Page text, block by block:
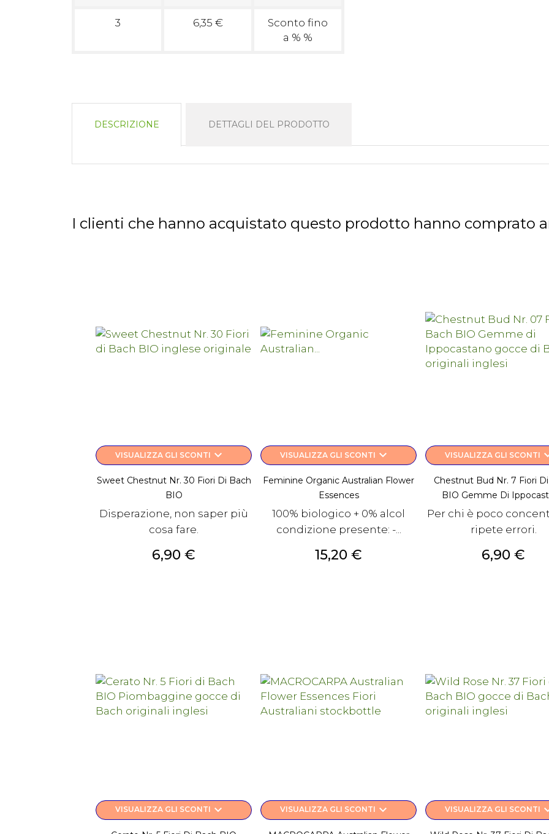
3 6,35 €
Sconto fino
a % %
DESCRIZIONE DETTAGLI DEL PRODOTTO
I clienti che hanno acquistato questo prodotto hanno comprato
VISUALIZZA GLI SCONTI keyboard_arrow_down
Sweet Chestnut Nr. 30 Fiori Di Bach
BIO
Disperazione, non saper più
cosa fare.
Prezzo
6,90 €
VISUALIZZA GLI SCONTI keyboard_arrow_down
Feminine Organic Australian Flower
Essences
100% biologico + 0% alcol
condizione presente: -...
Prezzo
15,20 €
VISUALIZZA GLI SCONTI
Chestnut Bud Nr. 7 Fiori
BIO Gemme Di
Per chi è poco
ripete errori.
Prezzo
6,90 €
VISUALIZZA GLI SCONTI keyboard_arrow_down VISUALIZZA GLI SCONTI keyboard_arrow_down VISUALIZZA GLI SCONTI